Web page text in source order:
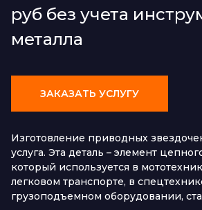
руб без учета
металла
ЗАКАЗАТЬ УСЛУГУ
Изготовление приводных
услуга. Эта деталь – элемент
который используется в
легковом транспорте, в
грузоподъемном оборудовании,